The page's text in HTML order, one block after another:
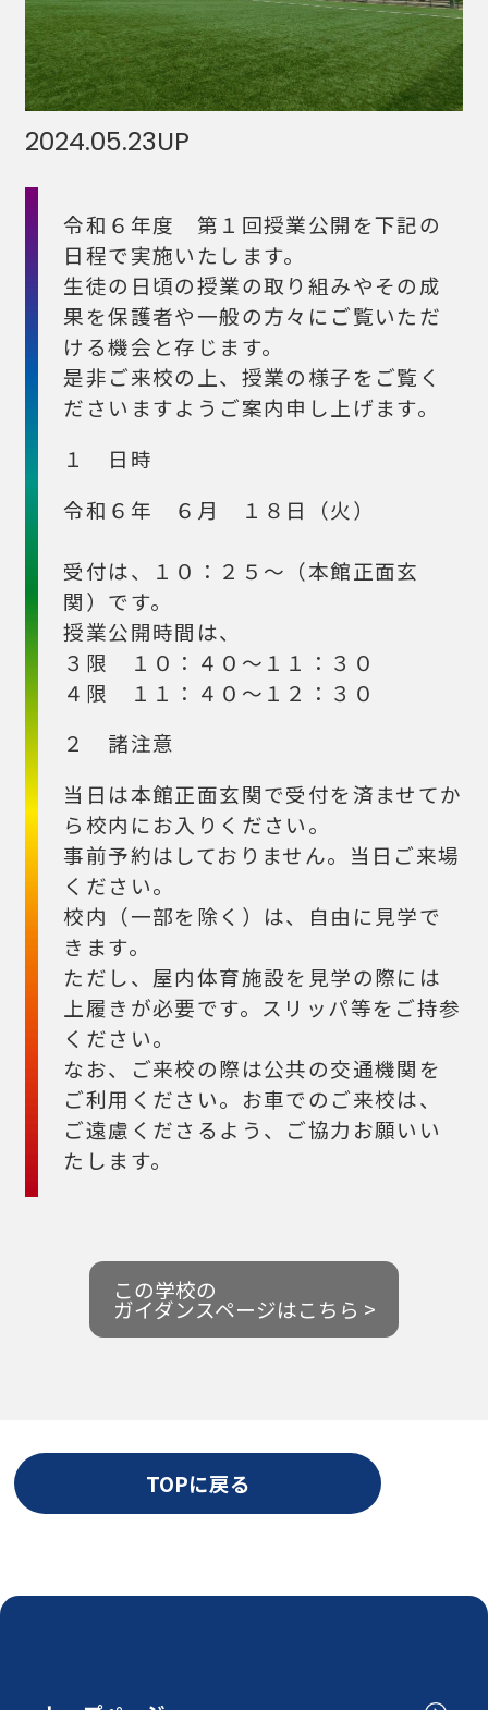
2024.05.23UP
令和６年度 第１回授業公開を下記の
日程で実施いたします。
生徒の日頃の授業の取り組みやその成
果を保護者や一般の方々にご覧いただ
ける機会と存じます。
是非ご来校の上、授業の様子をご覧く
ださいますようご案内申し上げます。
１ 日時
令和６年 ６月 １８日（火）
受付は、１０：２５～（本館正面玄
関）です。
授業公開時間は、
３限 １０：４０～１１：３０
４限 １１：４０～１２：３０
２ 諸注意
当日は本館正面玄関で受付を済ませてか
ら校内にお入りください。
事前予約はしておりません。当日ご来場
ください。
校内（一部を除く）は、自由に見学で
きます。
ただし、屋内体育施設を見学の際には
上履きが必要です。スリッパ等をご持参
ください。
なお、ご来校の際は公共の交通機関を
ご利用ください。お車でのご来校は、
ご遠慮くださるよう、ご協力お願いい
たします。
この学校の
ガイダンスページはこちら >
TOPに戻る